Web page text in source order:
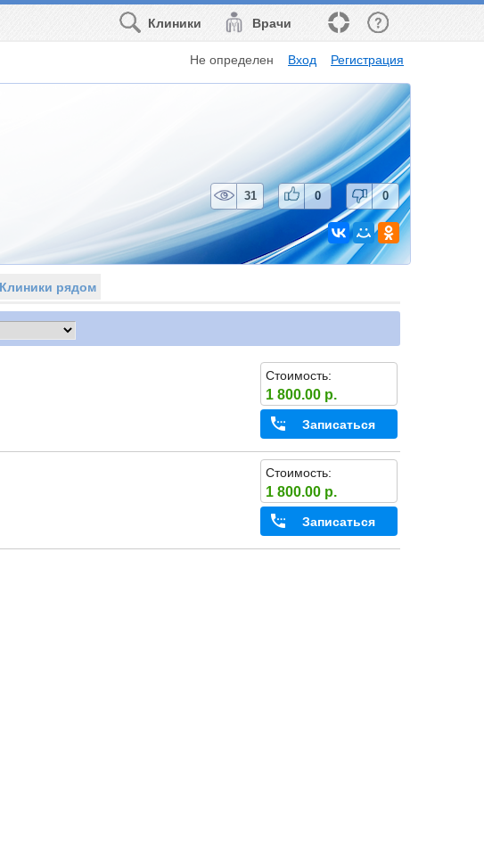
Врачи
Клиники
Не определен Вход Регистрация
31 0 0
Клиники рядом
Стоимость:
1 800.00 р.
Записаться
Стоимость:
1 800.00 р.
Записаться